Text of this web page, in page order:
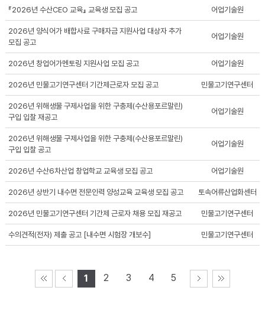
『2026년 수산CEO 교육』 교육생 모집 공고 어업기술원
2026년 양식어가 배합사료 구매자금 지원사업 대상자 추가
모집 공고
어업기술원
2026년 창업어가멘토링 지원사업 모집 공고 어업기술원
2026년 민물고기연구센터 기간제근로자 모집 공고 민물고기연구센터
2026년 위해생물 구제사업을 위한 구충제(수산용포르말린)
구입 입찰 재공고
어업기술원
2026년 위해생물 구제사업을 위한 구충제(수산용포르말린)
구입 입찰 공고
어업기술원
2026년 수산6차산업 창업학교 교육생 모집 공고 어업기술원
2026년 상반기 내수면 전문인력 양성교육 교육생 모집 공고 토속어류산업화센터
2026년 민물고기연구센터 기간제 근로자 채용 모집 재공고 민물고기연구센터
수의견적(전자) 제출 공고 [내수면 시험장 개보수] 민물고기연구센터
1 2 3 4 5